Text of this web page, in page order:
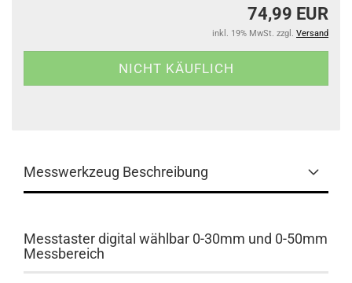
74,99 EUR
inkl. 19% MwSt. zzgl. Versand
Messwerkzeug Beschreibung
Messtaster digital wählbar 0-30mm und 0-50mm
Messbereich